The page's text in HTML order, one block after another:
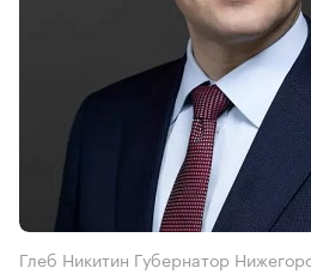
Глеб Никитин Губернатор